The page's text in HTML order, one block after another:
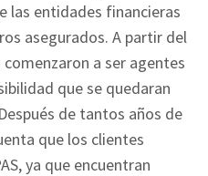
las entidades financieras
asegurados. A partir del
a ser agentes
que se quedaran
de tantos años de
que los clientes
ya que encuentran